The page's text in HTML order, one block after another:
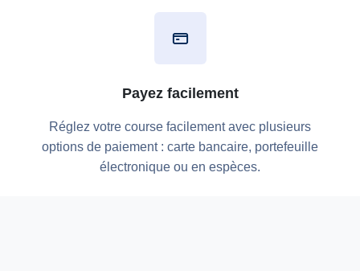
Payez facilement
Réglez votre course facilement avec plusieurs
options de paiement : carte bancaire, portefeuille
électronique ou en espèces.